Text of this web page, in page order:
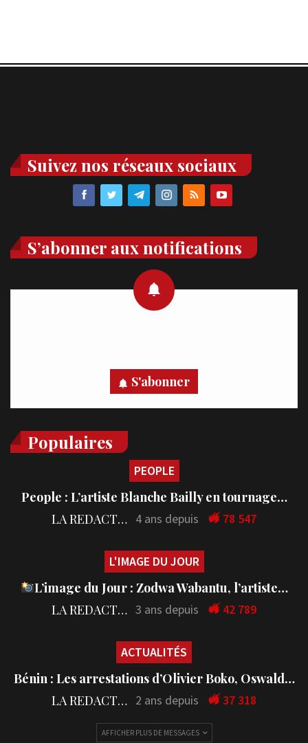
Suivez nos réseaux sociaux
S’abonner aux notifications
S'abonner
Populaires
PEOPLE
People : L’artiste Blanche Bailly en tournage…
LA REDACTION 4 ans depuis 78 547
L'IMAGE DU JOUR
L’image du Jour : Zodwa Wabantu, l’artiste…
LA REDACTION 3 ans depuis 42 789
ACTUALITÉS
Bénin : Les arrestations d’Olivier Boko, Oswald…
LA REDACTION 2 ans depuis 37 318
AFFICHER PLUS DE MESSAGES